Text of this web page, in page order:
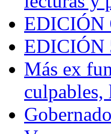
EDICIÓN
EDICIÓN
Más ex
culpables,